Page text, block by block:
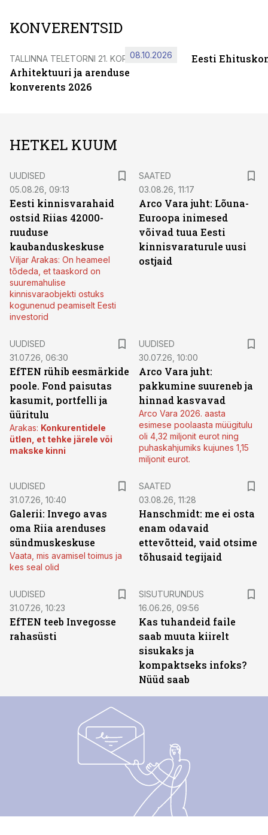
KONVERENTSID
TALLINNA TELETORNI 21. KORRUSEL
Arhitektuuri ja arenduse
konverents 2026
08.10.2026 Eesti
HETKEL KUUM
UUDISED
05.08.26, 09:13
Eesti kinnisvarahaid
ostsid Riias 42000-
ruuduse
kaubanduskeskuse
Viljar Arakas: On heameel
tõdeda, et taaskord on
suuremahulise
kinnisvaraobjekti ostuks
kogunenud peamiselt Eesti
investorid
SAATED
03.08.26, 11:17
Arco Vara juht: Lõuna-
Euroopa inimesed
võivad tuua Eesti
kinnisvaraturule uusi
ostjaid
UUDISED
31.07.26, 06:30
EfTEN rühib eesmärkide
poole. Fond paisutas
kasumit, portfelli ja
üüritulu
Arakas: Konkurentidele
ütlen, et tehke järele või
makske kinni
UUDISED
30.07.26, 10:00
Arco Vara juht:
pakkumine suureneb ja
hinnad kasvavad
Arco Vara 2026. aasta
esimese poolaasta müügitulu
oli 4,32 miljonit eurot ning
puhaskahjumiks kujunes 1,15
miljonit eurot.
UUDISED
31.07.26, 10:40
Galerii: Invego avas
oma Riia arenduses
sündmuskeskuse
Vaata, mis avamisel toimus ja
kes seal olid
SAATED
03.08.26, 11:28
Hanschmidt: me ei osta
enam odavaid
ettevõtteid, vaid otsime
tõhusaid tegijaid
UUDISED
31.07.26, 10:23
EfTEN teeb Invegosse
rahasüsti
SISUTURUNDUS
16.06.26, 09:56
Kas tuhandeid faile
saab muuta kiirelt
sisukaks ja
kompaktseks infoks?
Nüüd saab